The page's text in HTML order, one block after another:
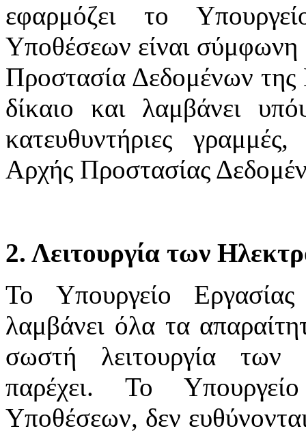
εφαρμόζει το
Υποθέσεων είναι σύμφωνη
Προστασία Δεδομένων
δίκαιο και λαμβάνει
κατευθυντήριες
Αρχής Προστασίας
2. Λειτουργία των
Το Υπουργείο
λαμβάνει όλα τα
σωστή λειτουργία των
παρέχει. Το
Υποθέσεων, δεν